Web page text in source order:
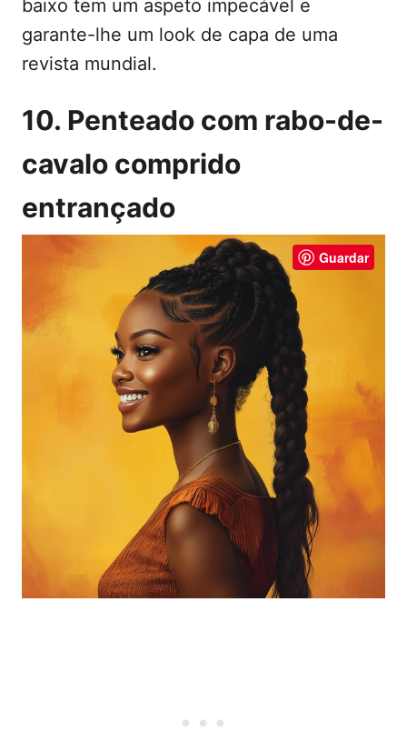
baixo tem um aspeto impecável e
garante-lhe um look de capa de uma
revista mundial.
10. Penteado com rabo-de-
cavalo comprido
entrançado
Guardar